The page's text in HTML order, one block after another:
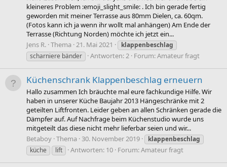
kleineres Problem :emoji_slight_smile: . Ich bin gerade fertig
geworden mit meiner Terrasse aus 80mm Dielen, ca. 60qm.
(Fotos kann ich ja wenn ihr wollt mal anhängen) Am Ende der
Terrasse (Richtung Norden) möchte ich jetzt ein...
Jens R. Thema 21. Mai 2021
klappenbeschlag
scharniere bänder
Antworten: 2 Forum:Amateur fragt
Küchenschrank Klappenbeschlag erneuern
Hallo zusammen Ich bräuchte mal eure fachkundige Hilfe. Wir
haben in unserer Küche Baujahr 2013 Hängeschränke mit 2
geteilten Liftfronten. Leider geben an allen Schränken gerade die
Dämpfer auf. Auf Nachfrage beim Küchenstudio wurde uns
mitgeteilt das diese nicht mehr lieferbar seien und wir...
Betaboy Thema 30. November 2019
klappenbeschlag
küche
lift Antworten: 10 Forum:Amateur fragt